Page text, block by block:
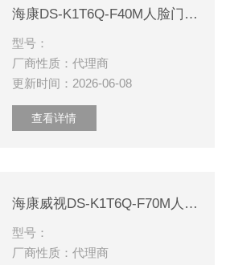
海康DS-K1T6Q-F40M人脸门禁一体机非触摸屏
型号：
厂商性质：代理商
更新时间：2026-06-08
查看详情
海康威视DS-K1T6Q-F70M人脸门禁一体机
型号：
厂商性质：代理商